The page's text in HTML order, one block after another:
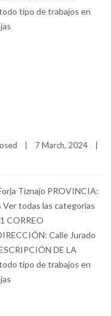
tipo de trabajos en
7 March, 2024
Tiznajo PROVINCIA:
Ver todas las categorías
CORREO
Calle Jurado
DE LA
tipo de trabajos en